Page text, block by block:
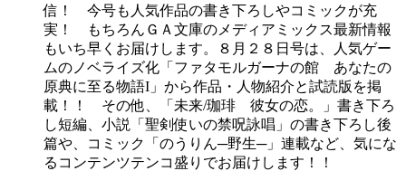
信！ 今号も人気作品の書き下ろしやコミックが充
実！ もちろんＧＡ文庫のメディアミックス最新情報
もいち早くお届けします。８月２８日号は、人気ゲー
ムのノベライズ化「ファタモルガーナの館 あなたの
原典に至る物語I」から作品・人物紹介と試読版を掲
載！！ その他、「未来/珈琲 彼女の恋。」書き下ろ
し短編、小説「聖剣使いの禁呪詠唱」の書き下ろし後
篇や、コミック「のうりん─野生─」連載など、気にな
るコンテンツテンコ盛りでお届けします！！